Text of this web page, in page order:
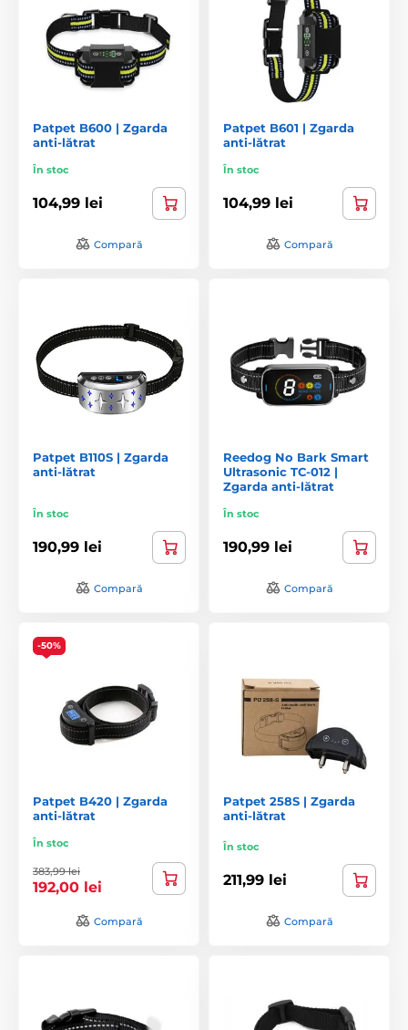
Patpet B600 | Zgarda
anti-lătrat
În stoc
104,99 lei
Compară
Patpet B601 | Zgarda
anti-lătrat
În stoc
104,99 lei
Compară
Patpet B110S | Zgarda
anti-lătrat
În stoc
190,99 lei
Compară
Reedog No Bark Smart
Ultrasonic TC-012 |
Zgarda anti-lătrat
În stoc
190,99 lei
Compară
-50%
Patpet B420 | Zgarda
anti-lătrat
În stoc
383,99 lei
192,00 lei
Compară
Patpet 258S | Zgarda
anti-lătrat
În stoc
211,99 lei
Compară